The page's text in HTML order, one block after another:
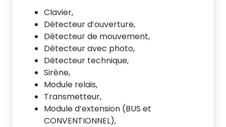
Clavier,
Détecteur d’ouverture,
Détecteur de mouvement,
Détecteur avec photo,
Détecteur technique,
Sirène,
Module relais,
Transmetteur,
Module d’extension (BUS et
CONVENTIONNEL),